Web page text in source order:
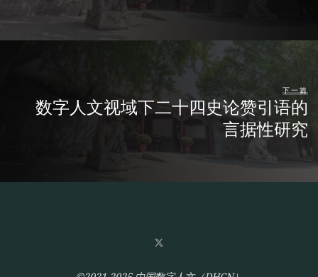
下一篇
数字人文视域下二十四史论赞引语的
言据性研究